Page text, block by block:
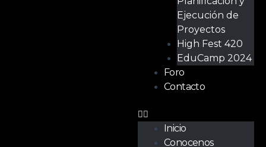
Ejecución de
Proyectos
High Fest 420
EduCamp 2024
Foro
Contacto
Inicio
Conocenos